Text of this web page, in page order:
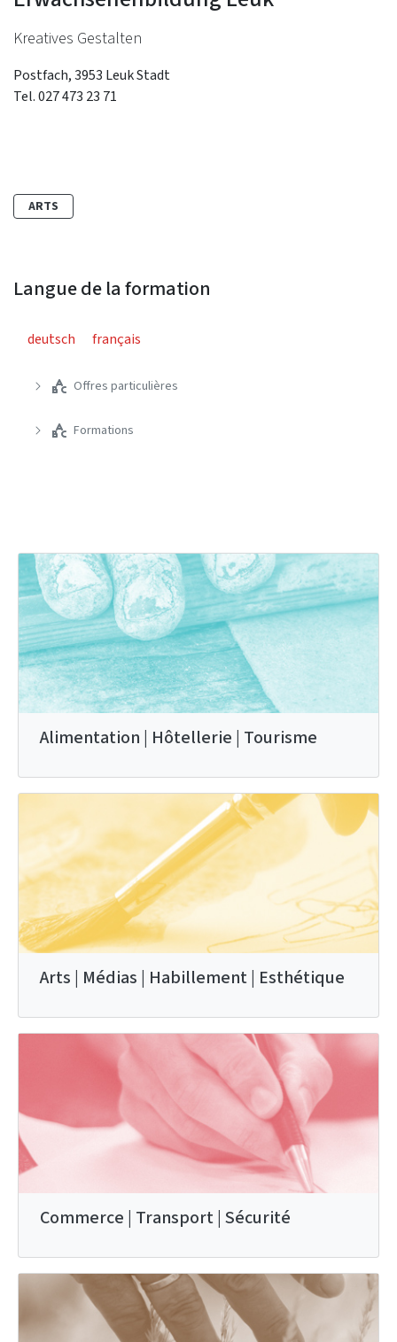
Kreatives Gestalten
Postfach, 3953 Leuk Stadt
Tel. 027 473 23 71
ARTS
Langue de la formation
deutsch français
Offres particulières
Formations
Alimentation | Hôtellerie | Tourisme
Arts | Médias | Habillement | Esthétique
Commerce | Transport | Sécurité